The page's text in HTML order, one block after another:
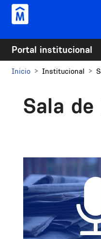
Pasar al contenido principal
Portal institucional
Inicio Institucional
Sala de